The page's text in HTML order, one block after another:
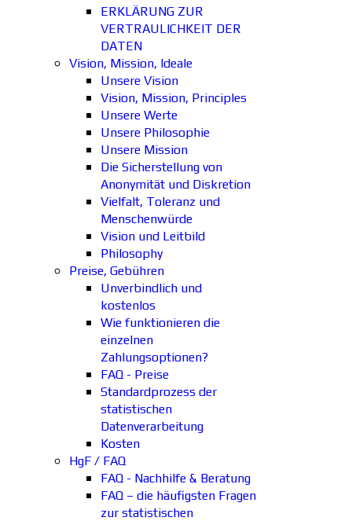
ERKLÄRUNG ZUR
VERTRAULICHKEIT DER
DATEN
Vision, Mission, Ideale
Unsere Vision
Vision, Mission, Principles
Unsere Werte
Unsere Philosophie
Unsere Mission
Die Sicherstellung von
Anonymität und Diskretion
Vielfalt, Toleranz und
Menschenwürde
Vision und Leitbild
Philosophy
Preise, Gebühren
Unverbindlich und
kostenlos
Wie funktionieren die
einzelnen
Zahlungsoptionen?
FAQ - Preise
Standardprozess der
statistischen
Datenverarbeitung
Kosten
HgF / FAQ
FAQ - Nachhilfe & Beratung
FAQ – die häufigsten Fragen
zur statistischen